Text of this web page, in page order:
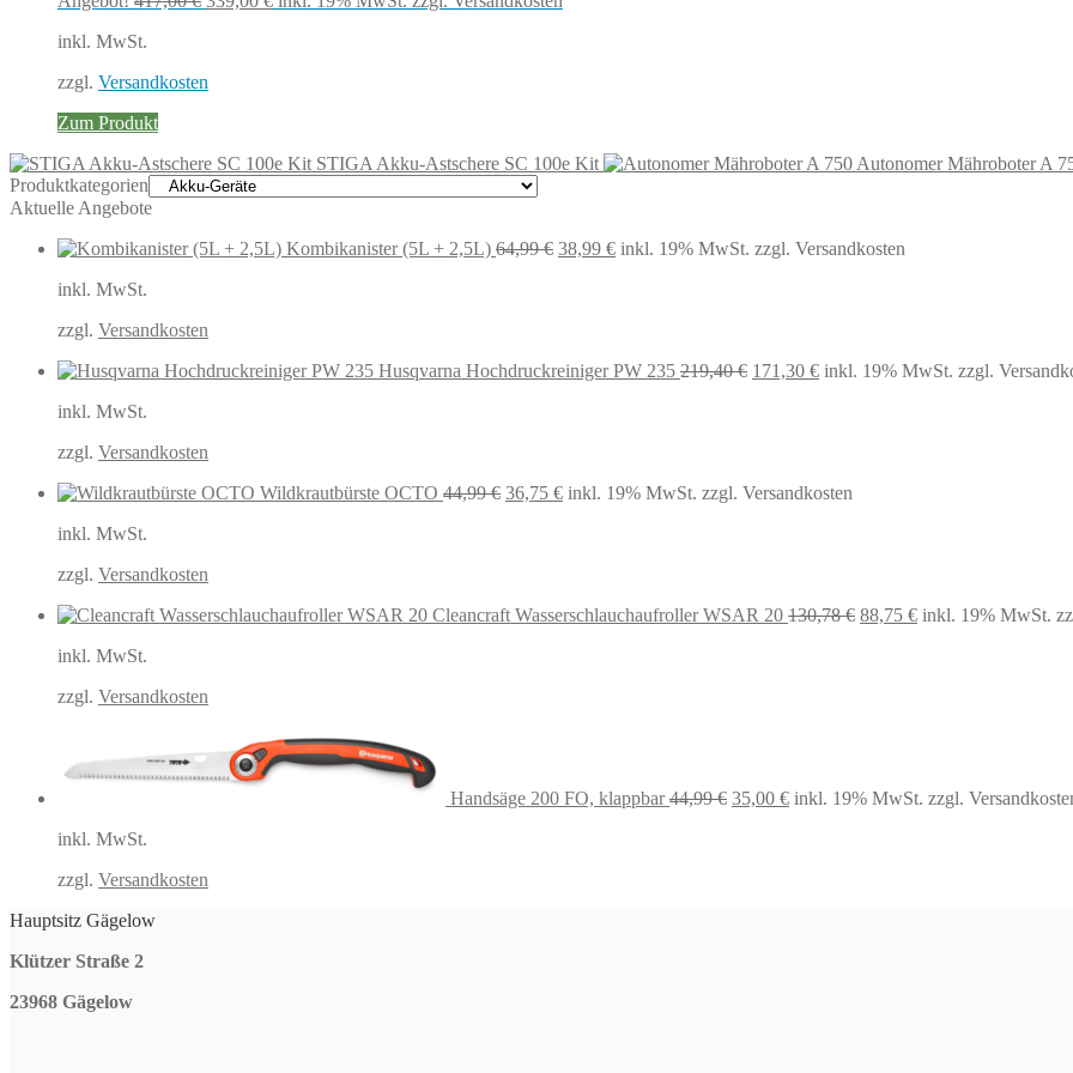
inkl. MwSt.
zzgl. Versandkosten
Zum Produkt
STIGA Akku-Astschere SC 100e Kit
Autonomer Mähroboter A
Produktkategorien
Aktuelle Angebote
Kombikanister (5L + 2,5L) 64,99€ Ursprünglicher
38,99 €Aktueller
inkl. 19% MwSt. zzgl. Versandkosten
inkl. MwSt.
zzgl. Versandkosten
Husqvarna Hochdruckreiniger PW 235 219,40€ Ursprünglicher
171,30 €Aktueller
inkl. 19% MwSt. zzgl.
inkl. MwSt.
zzgl. Versandkosten
Wildkrautbürste OCTO 44,99€ Ursprünglicher
36,75 €Aktueller
inkl. 19% MwSt. zzgl. Versandkosten
inkl. MwSt.
zzgl. Versandkosten
Cleancraft Wasserschlauchaufroller WSAR 20 130,78€ Ursprünglicher
88,75 €Aktueller
inkl. 19% MwSt.
inkl. MwSt.
zzgl. Versandkosten
Handsäge 200 FO, klappbar 44,99€ 44,99 €
35,00 €35,00 €.
inkl. 19% MwSt. zzgl.
inkl. MwSt.
zzgl. Versandkosten
Hauptsitz Gägelow
Klützer Straße 2
23968 Gägelow